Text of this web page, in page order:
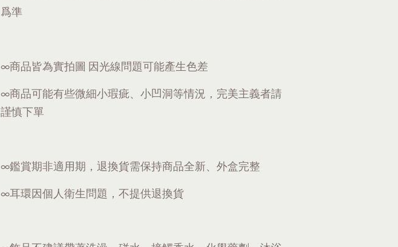
爲準
∞商品皆為實拍圖 因光線問題可能產生色差
∞商品可能有些微細小瑕疵、小凹洞等情況，完美主義者請
謹慎下單
∞鑑賞期非適用期，退換貨需保持商品全新、外盒完整
∞耳環因個人衛生問題，不提供退換貨